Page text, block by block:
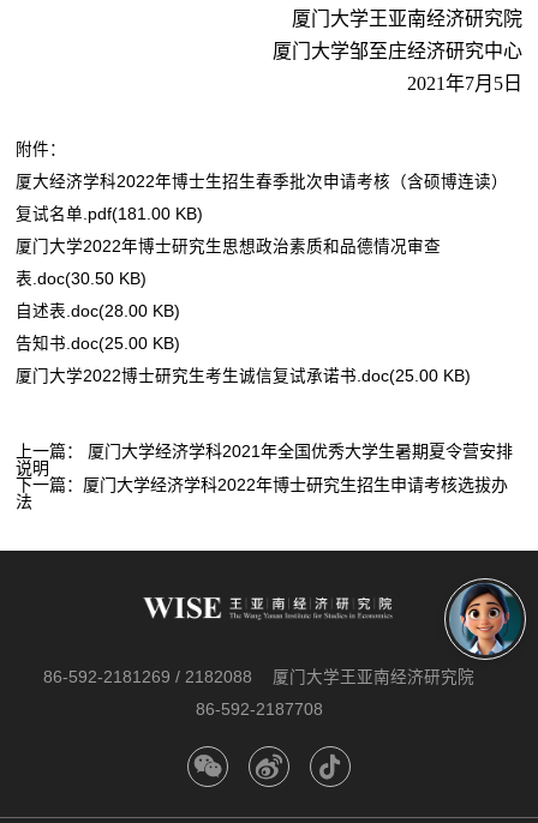
厦门大学王亚南经济研究院
厦门大学邹至庄经济研究中心
2021年7月 5 日
附件：
厦大经济学科2022年博士生招生春季批次申请考核（含硕博连读）
复试名单.pdf(181.00 KB)
厦门大学2022年博士研究生思想政治素质和品德情况审查
表.doc(30.50 KB)
自述表.doc(28.00 KB)
告知书.doc(25.00 KB)
厦门大学2022博士研究生考生诚信复试承诺书.doc(25.00 KB)
上一篇： 厦门大学经济学科2021年全国优秀大学生暑期夏令营安排
说明
下一篇： 厦门大学经济学科2022年博士研究生招生申请考核选拔办
法
86-592-2181269 / 2182088
厦门大学王亚南经济研究院
86-592-2187708